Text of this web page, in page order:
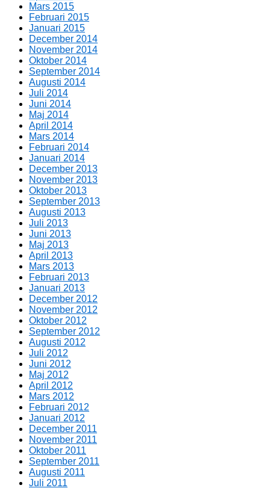
Mars 2015
Februari 2015
Januari 2015
December 2014
November 2014
Oktober 2014
September 2014
Augusti 2014
Juli 2014
Juni 2014
Maj 2014
April 2014
Mars 2014
Februari 2014
Januari 2014
December 2013
November 2013
Oktober 2013
September 2013
Augusti 2013
Juli 2013
Juni 2013
Maj 2013
April 2013
Mars 2013
Februari 2013
Januari 2013
December 2012
November 2012
Oktober 2012
September 2012
Augusti 2012
Juli 2012
Juni 2012
Maj 2012
April 2012
Mars 2012
Februari 2012
Januari 2012
December 2011
November 2011
Oktober 2011
September 2011
Augusti 2011
Juli 2011